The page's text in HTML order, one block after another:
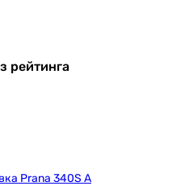
рейтинга
Prana 340S A